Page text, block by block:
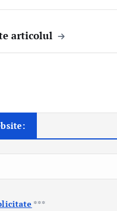
articolul
***